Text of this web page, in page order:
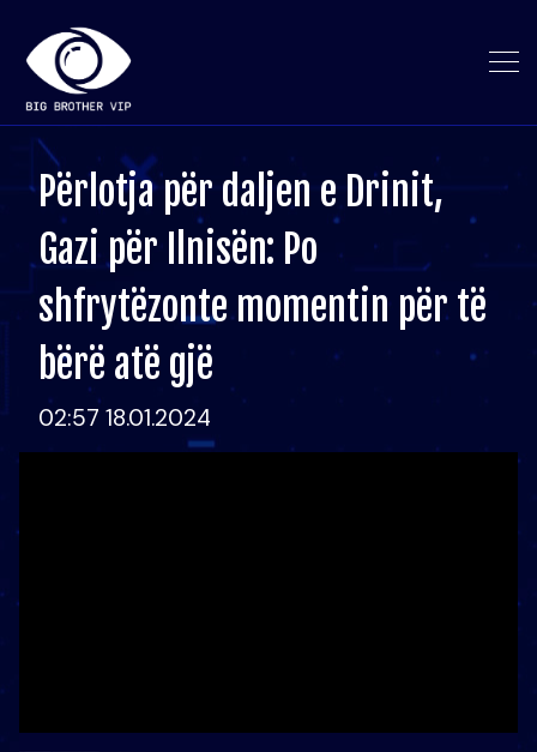
Përlotja për daljen e Drinit,
Gazi për Ilnisën: Po
shfrytëzonte momentin për të
bërë atë gjë
02:57 18.01.2024